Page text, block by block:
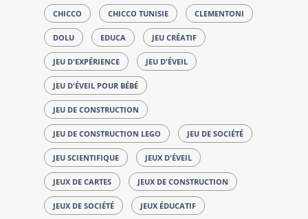
CHICCO CHICCO TUNISIE CLEMENTONI
DOLU EDUCA JEU CRÉATIF
JEU D'EXPÉRIENCE JEU D'ÉVEIL
JEU D'ÉVEIL POUR BÉBÉ
JEU DE CONSTRUCTION
JEU DE CONSTRUCTION LEGO JEU DE SOCIÉTÉ
JEU SCIENTIFIQUE JEUX D'ÉVEIL
JEUX DE CARTES JEUX DE CONSTRUCTION
JEUX DE SOCIÉTÉ JEUX ÉDUCATIF